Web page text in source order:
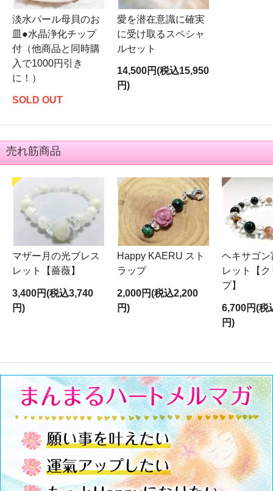
淡水パール母貝のお
皿●水晶浄化チップ
付（他商品と同時購
入で1000円引き
に！）
SOLD OUT
愛を潜在意識に確実
に受け取るスペシャ
ルセット
14,500円(税込15,950
円)
売れ筋商品
マザー月の光ブレス
レット【薔薇】
3,400円(税込3,740
円)
Happy KAERU スト
ラップ
2,000円(税込2,200
円)
ヘキサゴン
レット【
プ】
6,700円(税
円)